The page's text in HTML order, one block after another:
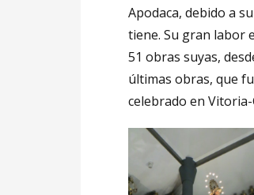
Apodaca, debido a
tiene. Su gran labor
51 obras suyas,
últimas obras, que
celebrado en